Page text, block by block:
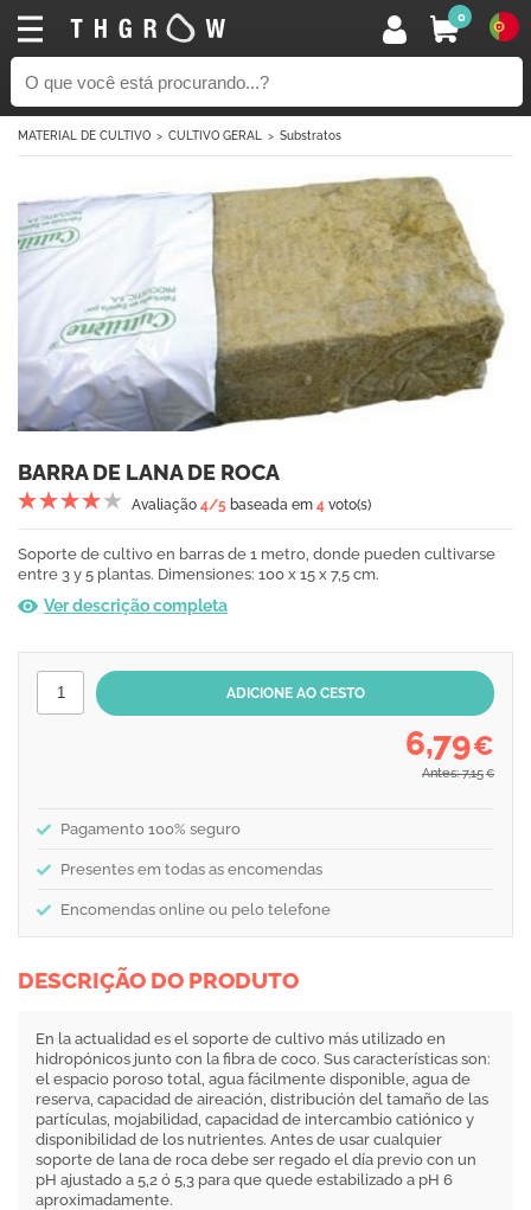
0
MATERIAL DE CULTIVO CULTIVO GERAL Substratos
BARRA DE LANA DE ROCA
Avaliação 4/5 baseada em 4 voto(s)
Soporte de cultivo en barras de 1 metro, donde pueden cultivarse
entre 3 y 5 plantas. Dimensiones: 100 x 15 x 7,5 cm.
Ver descrição completa
6,79€
Antes: 7,15 €
Pagamento 100% seguro
Presentes em todas as encomendas
Encomendas online ou pelo telefone
DESCRIÇÃO DO PRODUTO
En la actualidad es el soporte de cultivo más utilizado en
hidropónicos junto con la fibra de coco. Sus características son:
el espacio poroso total, agua fácilmente disponible, agua de
reserva, capacidad de aireación, distribución del tamaño de las
partículas, mojabilidad, capacidad de intercambio catiónico y
disponibilidad de los nutrientes. Antes de usar cualquier
soporte de lana de roca debe ser regado el día previo con un
pH ajustado a 5,2 ó 5,3 para que quede estabilizado a pH 6
aproximadamente.